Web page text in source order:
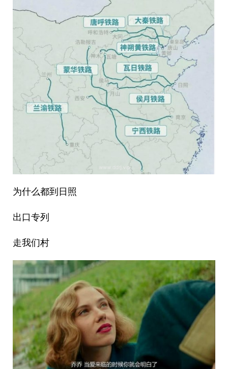
为什么都到日照
出口专列
走我们村